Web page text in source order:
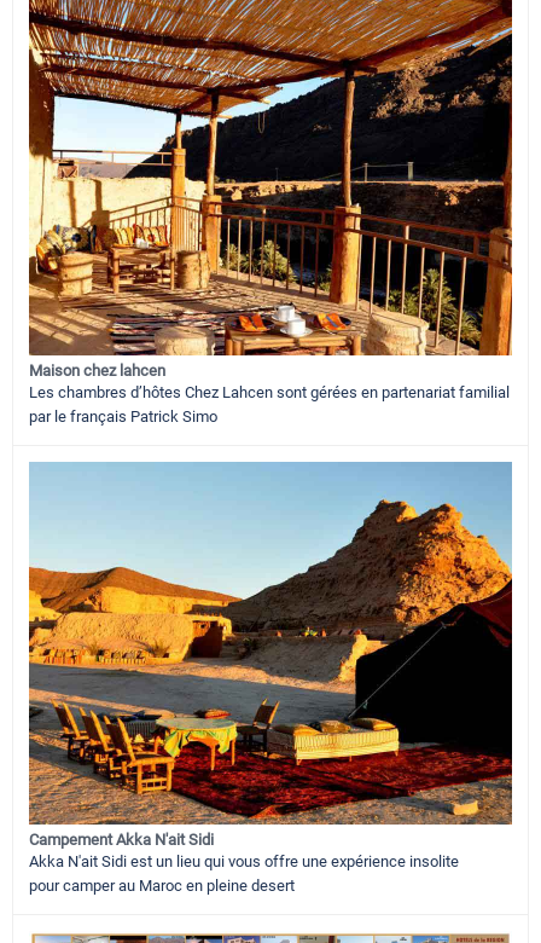
Maison chez lahcen
Les chambres d’hôtes Chez Lahcen sont gérées en partenariat familial
par le français Patrick Simo
Campement Akka N'ait Sidi
Akka N'ait Sidi est un lieu qui vous offre une expérience insolite
pour camper au Maroc en pleine desert